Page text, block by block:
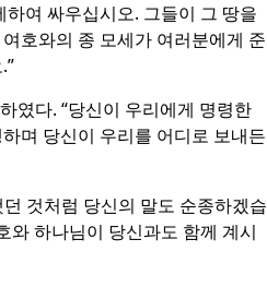
여 싸우십시오. 그들이 그 땅을
호와의 종 모세가 여러분에게 준
였다. “당신이 우리에게 명령한
며 당신이 우리를 어디로 보내든
것처럼 당신의 말도 순종하겠습
와 하나님이 당신과도 함께 계시